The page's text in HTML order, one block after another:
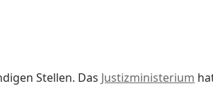
Stellen. Das Justizministerium